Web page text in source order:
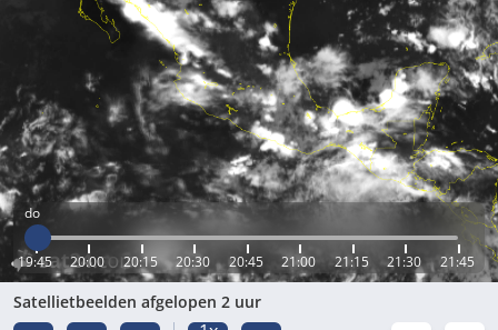
do
19:45 20:00 20:15 20:30 20:45 21:00 21:15 21:30 21:45
Satellietbeelden afgelopen 2 uur